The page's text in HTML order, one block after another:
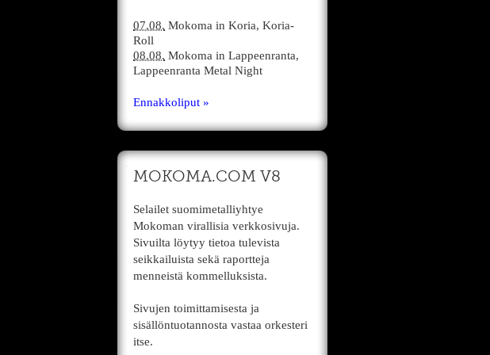
07.08. Mokoma in Koria, Koria-
Roll
08.08. Mokoma in Lappeenranta,
Lappeenranta Metal Night
Ennakkoliput »
MOKOMA.COM V8
Selailet suomimetalliyhtye
Mokoman virallisia verkkosivuja.
Sivuilta löytyy tietoa tulevista
seikkailuista sekä raportteja
menneistä kommelluksista.
Sivujen toimittamisesta ja
sisällöntuotannosta vastaa orkesteri
itse.